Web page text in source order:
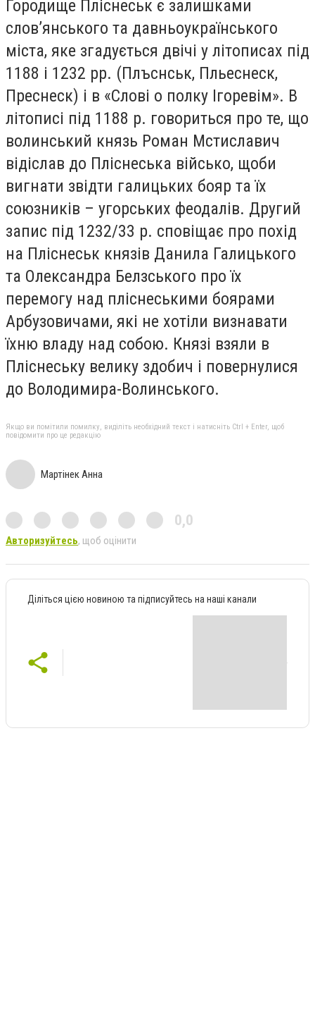
Городище Пліснеськ є залишками
слов’янського та давньоукраїнського
міста, яке згадується двічі у літописах під
1188 і 1232 рр. (Плъснськ, Пльеснеск,
Преснеск) і в «Слові о полку Ігоревім». В
літописі під 1188 р. говориться про те, що
волинський князь Роман Мстиславич
відіслав до Пліснеська військо, щоби
вигнати звідти галицьких бояр та їх
союзників – угорських феодалів. Другий
запис під 1232/33 р. сповіщає про похід
на Пліснеськ князів Данила Галицького
та Олександра Белзського про їх
перемогу над пліснеськими боярами
Арбузовичами, які не хотіли визнавати
їхню владу над собою. Князі взяли в
Пліснеську велику здобич і повернулися
до Володимира-Волинського.
Якщо ви помітили помилку, виділіть необхідний текст і натисніть Ctrl + Enter, щоб
повідомити про це редакцію
Мартінек Анна
0,0
Авторизуйтесь, щоб оцінити
Діліться цією новиною та підписуйтесь на наші канали